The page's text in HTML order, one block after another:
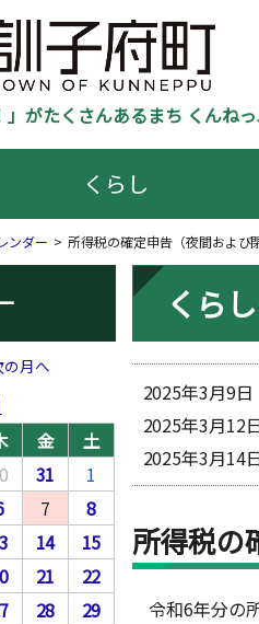
」がたくさんあるまち くんね
くらし
ンダー 所得税の確定申告（夜間および
くら
2025年3月9日
2025年3月12
2025年3月14
所得税の
令和6年分の
の月へ
金
土
31
1
7
8
14
15
21
22
28
29